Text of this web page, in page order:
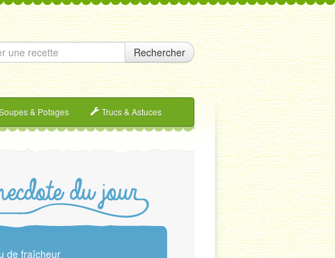
Rechercher
& Potages Trucs & Astuces
de fraîcheur